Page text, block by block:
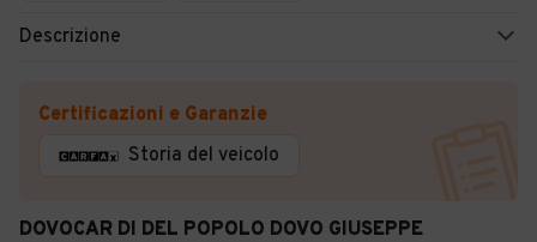
Descrizione
Certificazioni e Garanzie
Storia del veicolo
DOVOCAR DI DEL POPOLO DOVO GIUSEPPE